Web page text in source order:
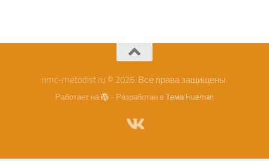
nmc-metodist.ru © 2026. Все права защищены.
Работает на - Разработан вТема Hueman